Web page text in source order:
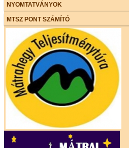
NYOMTATVÁNYOK
MTSZ PONT SZÁMÍTÓ